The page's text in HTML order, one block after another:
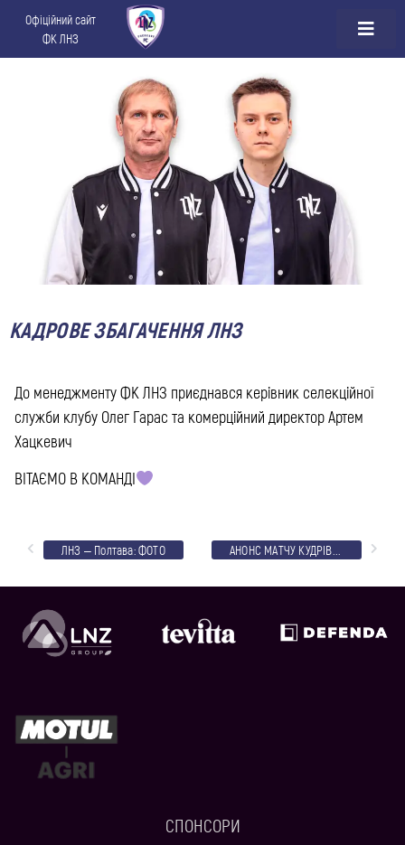
Офіційний сайт
ФК ЛНЗ
КАДРОВЕ ЗБАГАЧЕННЯ ЛНЗ
До менеджменту ФК ЛНЗ приєднався керівник селекційної
служби клубу Олег Гарас та комерційний директор Артем
Хацкевич
ВІТАЄМО В КОМАНДІ
ЛНЗ – Полтава: ФОТО
СПОНСОРИ